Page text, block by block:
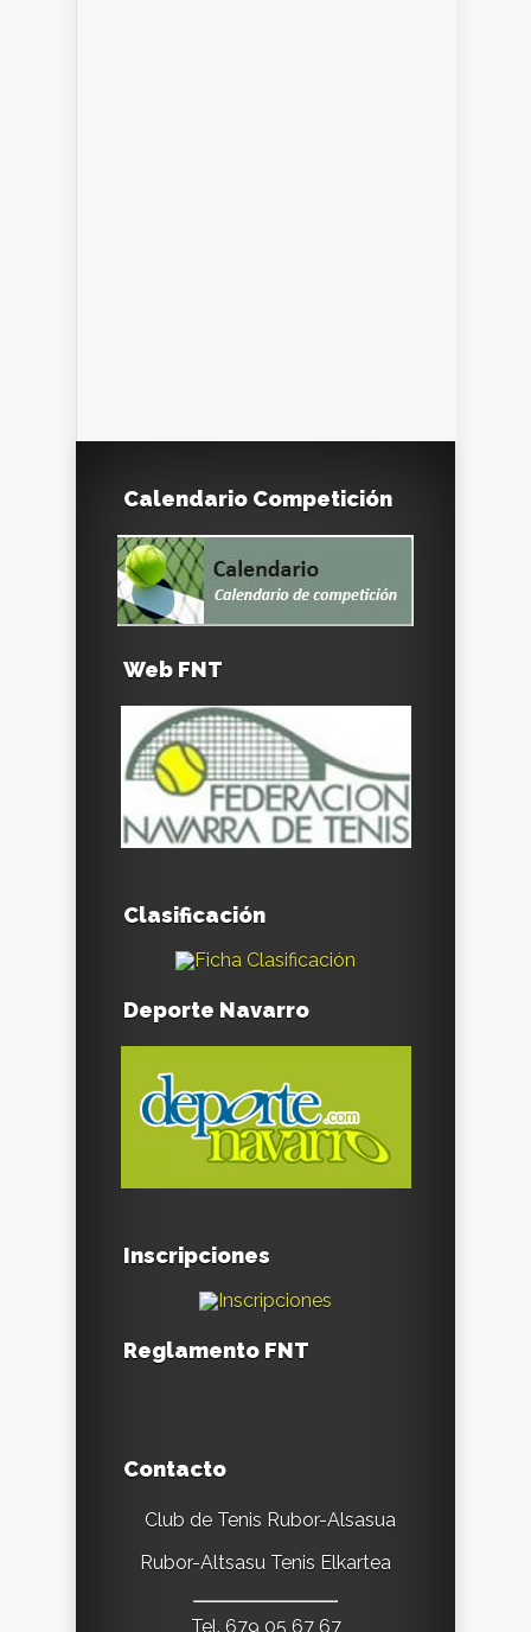
Calendario Competición
Web FNT
Clasificación
Deporte Navarro
Inscripciones
Reglamento FNT
Contacto
Club de Tenis Rubor-Alsasua
Rubor-Altsasu Tenis Elkartea
Tel. 679 05 67 67